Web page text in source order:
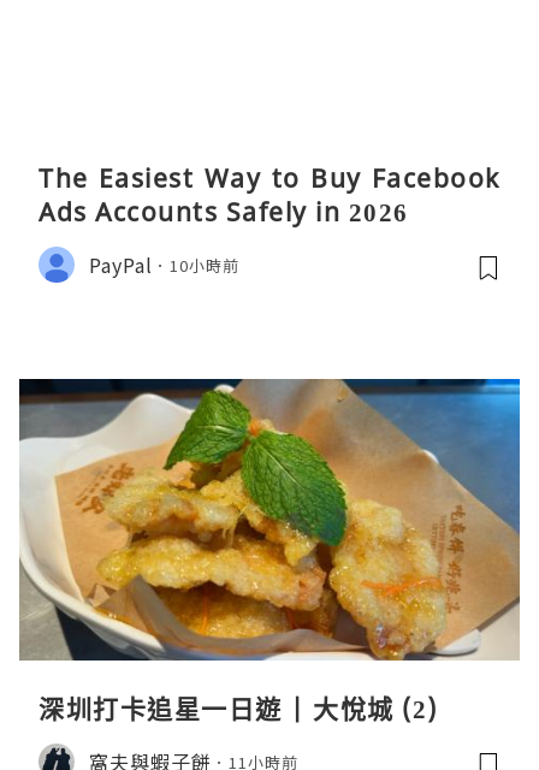
The Easiest Way to Buy Facebook
Ads Accounts Safely in 2026
PayPal 10小時前
深圳打卡追星一日遊 | 大悅城 (2)
窩夫與蝦子餅 11小時前